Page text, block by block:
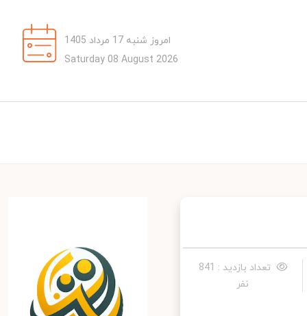
امروز شنبه 17 مرداد 1405
Saturday 08 August 2026
تعداد بازدید : 841
نفر